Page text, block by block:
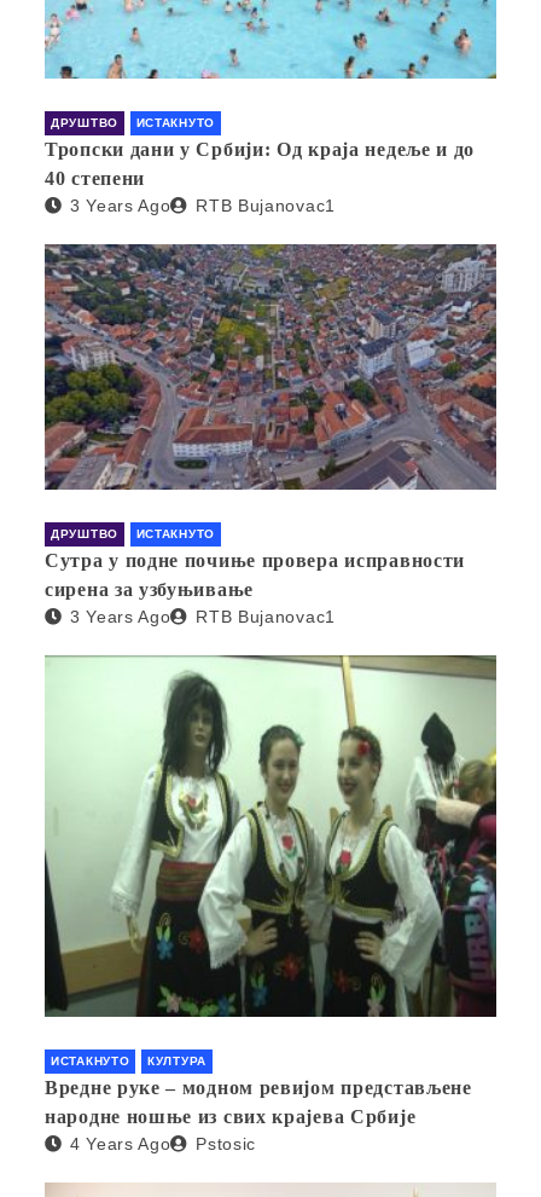
ДРУШТВО ИСТАКНУТО
Тропски дани у Србији: Од краја недеље и до
40 степени
3 Years Ago RTB Bujanovac1
ДРУШТВО ИСТАКНУТО
Сутра у подне почиње провера исправности
сирена за узбуњивање
3 Years Ago RTB Bujanovac1
ИСТАКНУТО КУЛТУРА
Вредне руке – модном ревијом представљене
народне ношње из свих крајева Србије
4 Years Ago Pstosic